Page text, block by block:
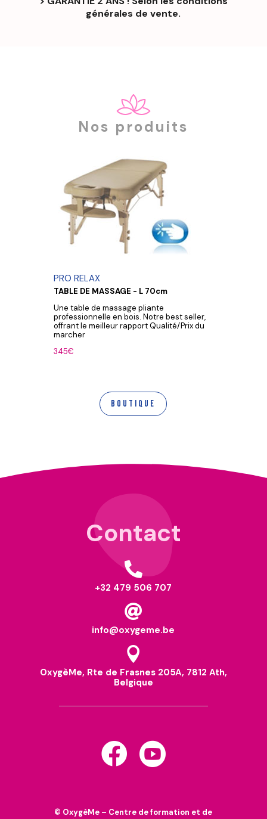
générales de vente.
Nos produits
PRO RELAX
TABLE DE MASSAGE - L 70cm
Une table de massage pliante
professionnelle en bois. Notre best seller,
offrant le meilleur rapport Qualité/Prix du
marcher
345€
Boutique
Contact

+32 479 506 707

info@oxygeme.be

OxygèMe, Rte de Frasnes 205A, 7812 Ath,
Belgique
 
© OxygèMe – Centre de formation et de